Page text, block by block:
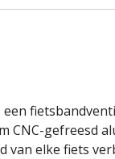
een
CNC-gefreesd
van elke fiets